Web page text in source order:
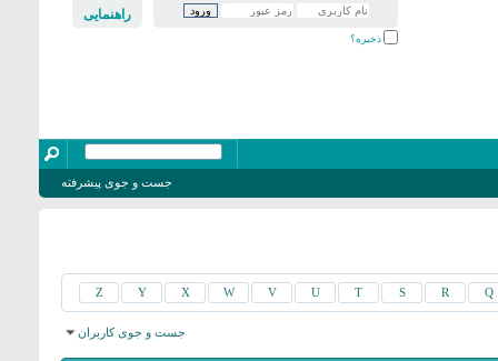
راهنمایی
ذخیره؟
جست و جوی پیشرفته
Q
R
S
T
U
V
W
X
Y
Z
جست و جوی کاربران